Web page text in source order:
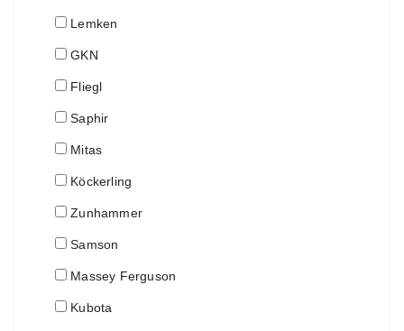
Lemken
GKN
Fliegl
Saphir
Mitas
Köckerling
Zunhammer
Samson
Massey Ferguson
Kubota